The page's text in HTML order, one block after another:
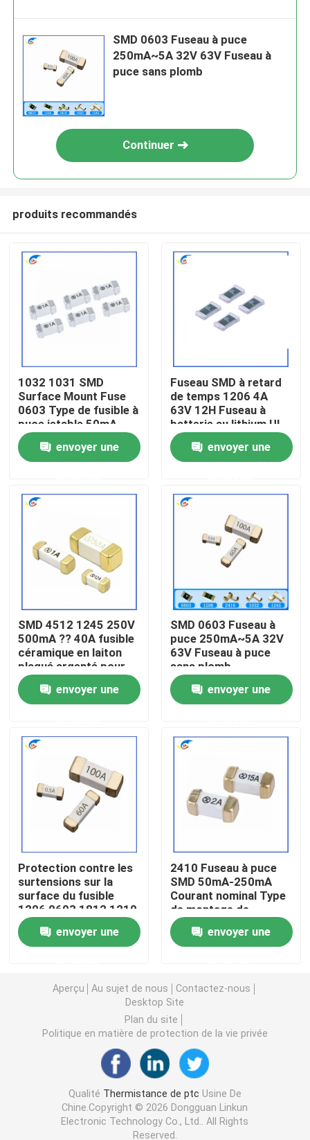
À la maison
À propos de nous
Contrôle de la qualité
Nous contacter
Nouvelles
Les affaires
Thermistance de ptc
Puce de chauffage PTC
Thermistors NTC
Le thermistore NTC de puissance
Capteur de température de NTC
Varistance CMS
SMD 0603 Fuseau à puce
250mA~5A 32V 63V Fuseau à
puce sans plomb
Continuer
produits recommandés
1032 1031 SMD
Surface Mount Fuse
0603 Type de fusible à
puce jetable 50mA-
10A
envoyer une
Fuseau SMD à retard
de temps 1206 4A
63V 12H Fuseau à
batterie au lithium UL
jetable
envoyer une
SMD 4512 1245 250V
500mA ?? 40A fusible
céramique en laiton
plaqué argenté pour
station de base sans
fil
envoyer une
SMD 0603 Fuseau à
puce 250mA~5A 32V
63V Fuseau à puce
sans plomb
envoyer une
Protection contre les
surtensions sur la
surface du fusible
1206 0603 1812 1210
0805 6V-300V
envoyer une
2410 Fuseau à puce
SMD 50mA-250mA
Courant nominal Type
de montage de
surface
envoyer une
Aperçu Au sujet de nous
Contactez-nous
Desktop Site
Plan du site
Politique en matière de protection de la vie privée
Qualité Thermistance de ptc Usine De
Chine.Copyright © 2026 Dongguan Linkun
Electronic Technology Co., Ltd.. All Rights
Reserved.